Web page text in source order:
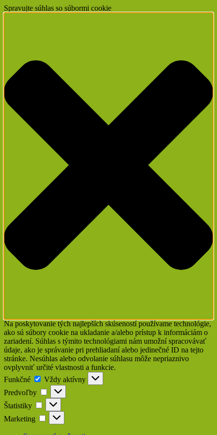
Spravujte súhlas so súbormi cookie
Na poskytovanie tých najlepších skúseností používame technológie,
ako sú súbory cookie na ukladanie a/alebo prístup k informáciám o
zariadení. Súhlas s týmito technológiami nám umožní spracovávať
údaje, ako je správanie pri prehliadaní alebo jedinečné ID na tejto
stránke. Nesúhlas alebo odvolanie súhlasu môže nepriaznivo
ovplyvniť určité vlastnosti a funkcie.
Funkčné
Funkčné
Vždy aktívny
Predvoľby
Predvoľby
Štatistiky Štatistiky
Marketing Marketing